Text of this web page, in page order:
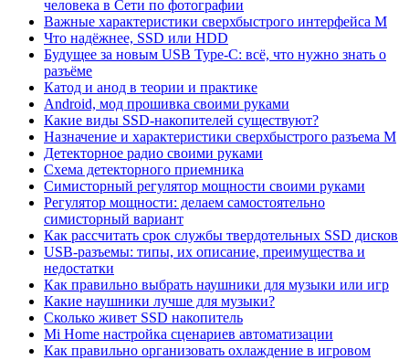
человека в Сети по фотографии
Важные характеристики сверхбыстрого интерфейса M
Что надёжнее, SSD или HDD
Будущее за новым USB Type-C: всё, что нужно знать о
разъёме
Катод и анод в теории и практике
Android, мод прошивка своими руками
Какие виды SSD-накопителей существуют?
Назначение и характеристики сверхбыстрого разъема M
Детекторное радио своими руками
Схема детекторного приемника
Симисторный регулятор мощности своими руками
Регулятор мощности: делаем самостоятельно
симисторный вариант
Как рассчитать срок службы твердотельных SSD дисков
USB-разъемы: типы, их описание, преимущества и
недостатки
Как правильно выбрать наушники для музыки или игр
Какие наушники лучше для музыки?
Сколько живет SSD накопитель
Mi Home настройка сценариев автоматизации
Как правильно организовать охлаждение в игровом